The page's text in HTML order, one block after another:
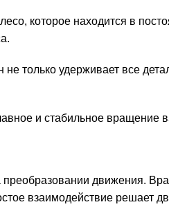
которое находится в
не только удерживает все
и стабильное вращение
движения.
взаимодействие решает